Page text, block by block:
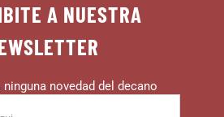
A NUESTRA
novedad del decano